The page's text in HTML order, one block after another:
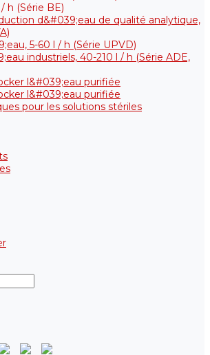
h (Série BE)
d&#039;eau de qualité analytique,
5-60 l / h (Série UPVD)
industriels, 40-210 l / h (Série ADE,
l&#039;eau purifiée
l&#039;eau purifiée
pour les solutions stériles